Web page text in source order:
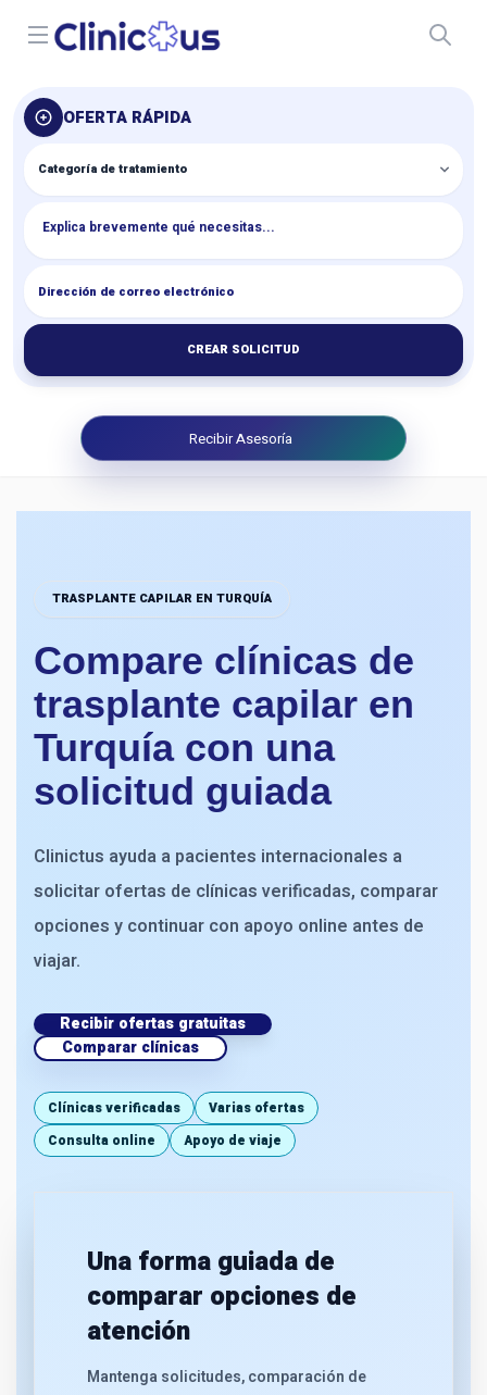
Open menu
OFERTA RÁPIDA
CREAR SOLICITUD
Recibir Asesoría
TRASPLANTE CAPILAR EN TURQUÍA
Compare clínicas de
trasplante capilar en
Turquía con una
solicitud guiada
Clinictus ayuda a pacientes internacionales a
solicitar ofertas de clínicas verificadas, comparar
opciones y continuar con apoyo online antes de
viajar.
Recibir ofertas gratuitas
Comparar clínicas
Clínicas verificadas
Varias ofertas
Consulta online
Apoyo de viaje
Una forma guiada de
comparar opciones de
atención
Mantenga solicitudes, comparación de